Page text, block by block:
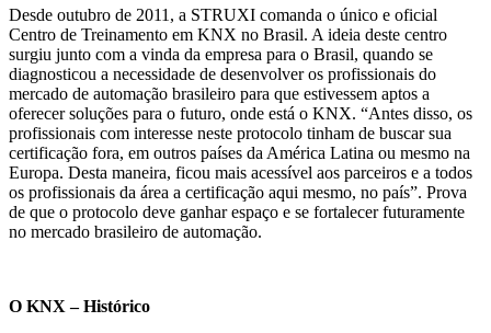
Desde outubro de 2011, a STRUXI comanda o único e oficial
Centro de Treinamento em KNX no Brasil. A ideia deste centro
surgiu junto com a vinda da empresa para o Brasil, quando se
diagnosticou a necessidade de desenvolver os profissionais do
mercado de automação brasileiro para que estivessem aptos a
oferecer soluções para o futuro, onde está o KNX. “Antes disso, os
profissionais com interesse neste protocolo tinham de buscar sua
certificação fora, em outros países da América Latina ou mesmo na
Europa. Desta maneira, ficou mais acessível aos parceiros e a todos
os profissionais da área a certificação aqui mesmo, no país”. Prova
de que o protocolo deve ganhar espaço e se fortalecer futuramente
no mercado brasileiro de automação.
O KNX – Histórico